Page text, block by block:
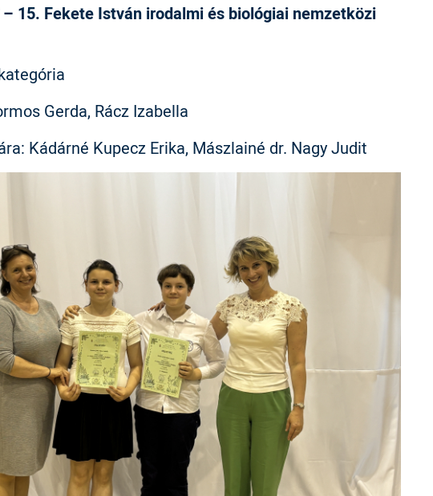
– 15. Fekete István irodalmi és biológiai nemzetközi
Gerda, Rácz Izabella
Kádárné Kupecz Erika, Mászlainé dr. Nagy Judit